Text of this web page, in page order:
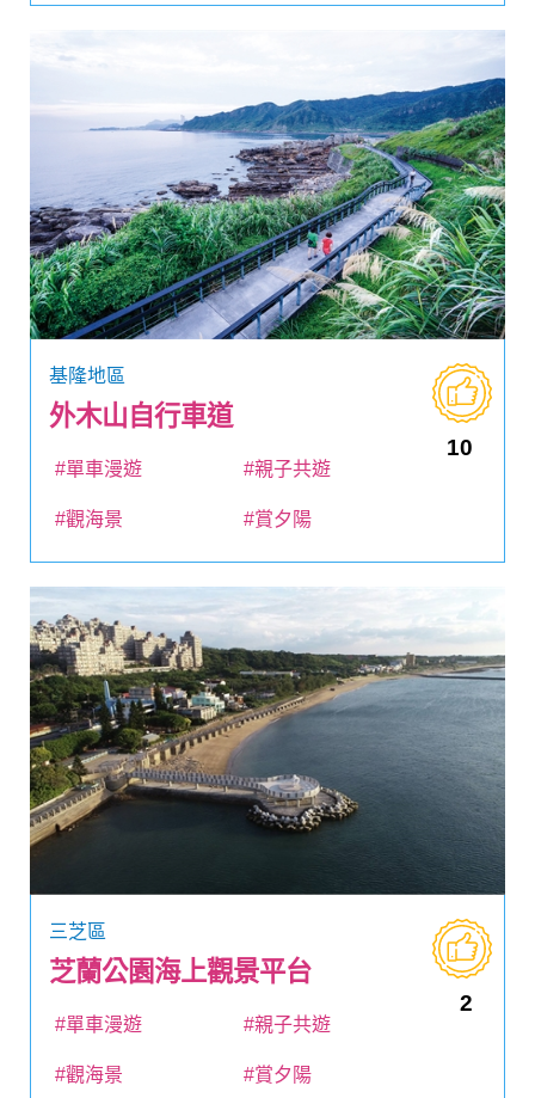
基隆地區
外木山自行車道
10
#單車漫遊 #親子共遊
#觀海景 #賞夕陽
三芝區
芝蘭公園海上觀景平台
2
#單車漫遊 #親子共遊
#觀海景 #賞夕陽